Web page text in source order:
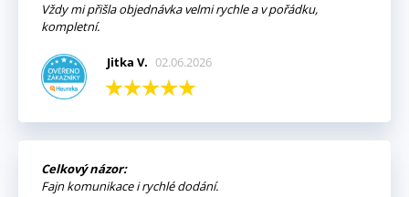
Vždy mi přišla objednávka velmi rychle a v pořádku,
kompletní.
Jitka V. 02.06.2026
Celkový názor:
Fajn komunikace i rychlé dodání.